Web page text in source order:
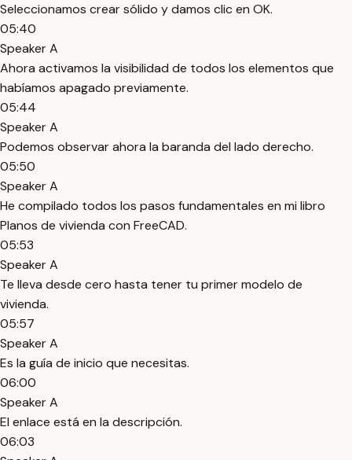
Seleccionamos crear sólido y damos clic en OK.
05:40
Speaker A
Ahora activamos la visibilidad de todos los elementos que
habíamos apagado previamente.
05:44
Speaker A
Podemos observar ahora la baranda del lado derecho.
05:50
Speaker A
He compilado todos los pasos fundamentales en mi libro
Planos de vivienda con FreeCAD.
05:53
Speaker A
Te lleva desde cero hasta tener tu primer modelo de
vivienda.
05:57
Speaker A
Es la guía de inicio que necesitas.
06:00
Speaker A
El enlace está en la descripción.
06:03